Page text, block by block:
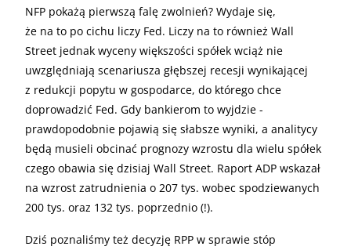
NFP pokażą pierwszą falę zwolnień? Wydaje się,
że na to po cichu liczy Fed. Liczy na to również Wall
Street jednak wyceny większości spółek wciąż nie
uwzględniają scenariusza głębszej recesji wynikającej
z redukcji popytu w gospodarce, do którego chce
doprowadzić Fed. Gdy bankierom to wyjdzie -
prawdopodobnie pojawią się słabsze wyniki, a analitycy
będą musieli obcinać prognozy wzrostu dla wielu spółek
czego obawia się dzisiaj Wall Street. Raport ADP wskazał
na wzrost zatrudnienia o 207 tys. wobec spodziewanych
200 tys. oraz 132 tys. poprzednio (!).
Dziś poznaliśmy też decyzję RPP w sprawie stóp